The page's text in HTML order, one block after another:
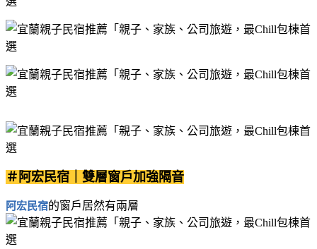
＃阿宏民宿｜雙層窗戶加強隔音
阿宏民宿的窗戶居然有兩層